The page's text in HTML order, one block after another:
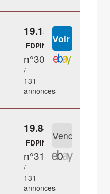
19.15 €
FDPIN
n°30
/
131
annonces
19.84 €
FDPIN
n°31
/
131
annonces